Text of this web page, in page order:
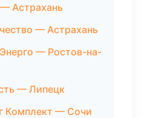
Астрахань
— Астрахань
— Ростов-на-
— Липецк
Комплект — Сочи